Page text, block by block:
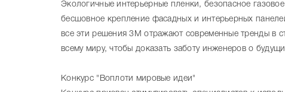
Экологичные интерьерные пленки, безопасное
бесшовное крепление фасадных и интерьерных
все эти решения 3М отражают современные тренды в
всему миру, чтобы доказать заботу инженеров о
Конкурс "Воплоти мировые идеи"